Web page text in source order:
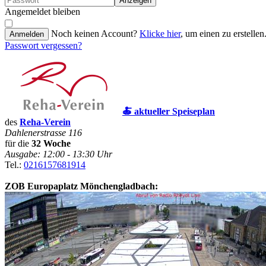
Angemeldet bleiben
Anmelden Noch keinen Account? Klicke hier, um einen zu erstellen.
Passwort vergessen?
🍝 aktueller Speiseplan
des Reha-Verein
Dahlenerstrasse 116
für die 32 Woche
Ausgabe: 12:00 - 13:30 Uhr
Tel.: 0216157681914
ZOB Europaplatz Mönchengladbach: